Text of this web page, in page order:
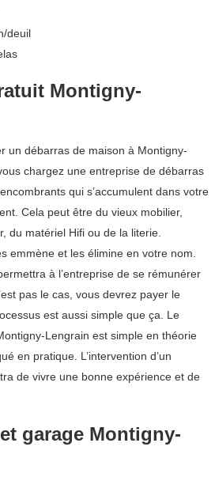
deuil
Montigny-
un débarras de maison à Montigny-
chargez une entreprise de débarras
qui s’accumulent dans votre
Cela peut être du vieux mobilier,
du matériel Hifi ou de la literie.
emmène et les élimine en votre nom.
à l’entreprise de se rémunérer
pas le cas, vous devrez payer le
est aussi simple que ça. Le
Lengrain est simple en théorie
en pratique. L’intervention d’un
de vivre une bonne expérience et de
garage Montigny-